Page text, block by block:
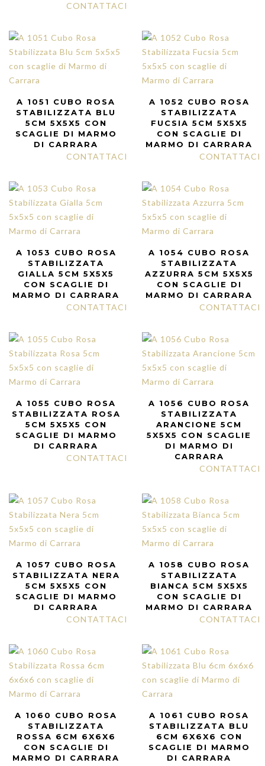
CONTATTACI
A 1051 CUBO ROSA
STABILIZZATA BLU
5CM 5X5X5 CON
SCAGLIE DI MARMO
DI CARRARA
CONTATTACI
A 1052 CUBO ROSA
STABILIZZATA
FUCSIA 5CM 5X5X5
CON SCAGLIE DI
MARMO DI CARRARA
CONTATTACI
A 1053 CUBO ROSA
STABILIZZATA
GIALLA 5CM 5X5X5
CON SCAGLIE DI
MARMO DI CARRARA
CONTATTACI
A 1054 CUBO ROSA
STABILIZZATA
AZZURRA 5CM 5X5X5
CON SCAGLIE DI
MARMO DI CARRARA
CONTATTACI
A 1055 CUBO ROSA
STABILIZZATA ROSA
5CM 5X5X5 CON
SCAGLIE DI MARMO
DI CARRARA
CONTATTACI
A 1056 CUBO ROSA
STABILIZZATA
ARANCIONE 5CM
5X5X5 CON SCAGLIE
DI MARMO DI
CARRARA
CONTATTACI
A 1057 CUBO ROSA
STABILIZZATA NERA
5CM 5X5X5 CON
SCAGLIE DI MARMO
DI CARRARA
CONTATTACI
A 1058 CUBO ROSA
STABILIZZATA
BIANCA 5CM 5X5X5
CON SCAGLIE DI
MARMO DI CARRARA
CONTATTACI
A 1060 CUBO ROSA
STABILIZZATA
ROSSA 6CM 6X6X6
CON SCAGLIE DI
MARMO DI CARRARA
A 1061 CUBO ROSA
STABILIZZATA BLU
6CM 6X6X6 CON
SCAGLIE DI MARMO
DI CARRARA